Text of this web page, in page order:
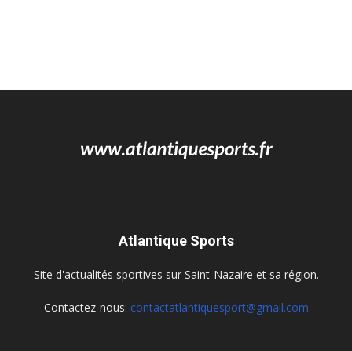
Atlantique Sports
Site d'actualités sportives sur Saint-Nazaire et sa région.
Contactez-nous: contactatlantiquesport@gmail.com